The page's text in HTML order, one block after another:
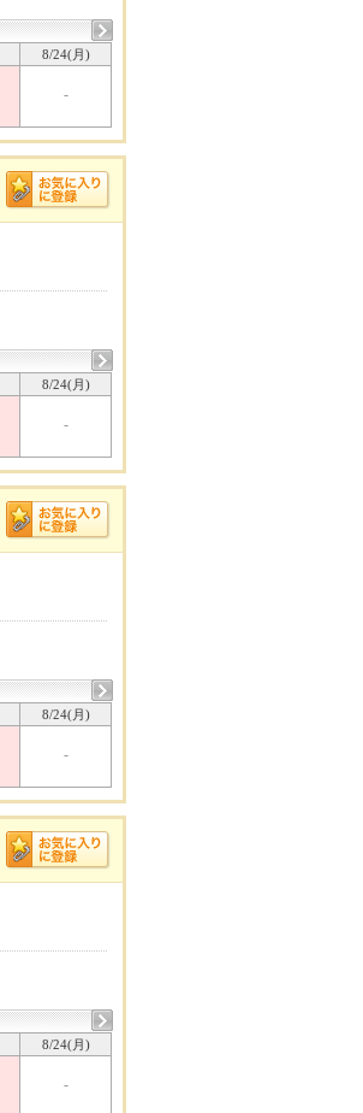
8/24(月)
-
8/24(月)
-
8/24(月)
-
8/24(月)
-